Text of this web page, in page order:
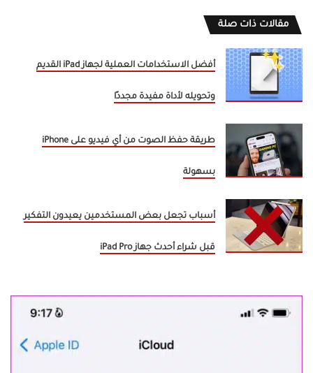
مقالات ذات صلة
أفضل الاستخدامات العملية لجهاز iPad القديم
وتحويله لأداة مفيدة مجددًا
طريقة حفظ الصوت من أي فيديو على iPhone
بسهولة
أسباب تجعل بعض المستخدمين يعيدون التفكير
قبل شراء أحدث جهاز iPad Pro